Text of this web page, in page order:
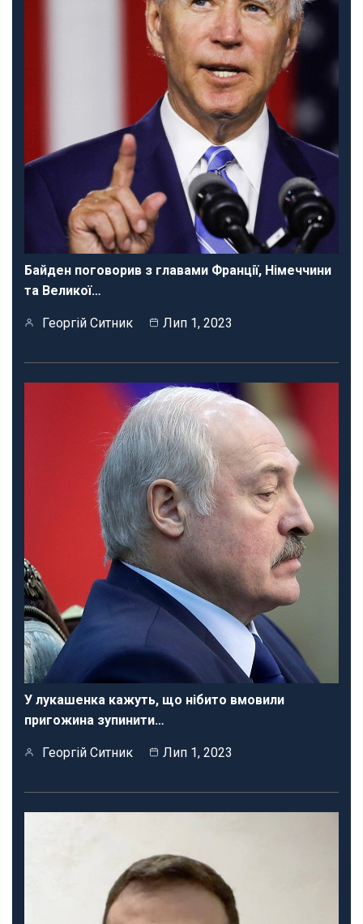
Байден поговорив з главами Франції, Німеччини
та Великої…
Георгій Ситник Лип 1, 2023
У лукашенка кажуть, що нібито вмовили
пригожина зупинити…
Георгій Ситник Лип 1, 2023